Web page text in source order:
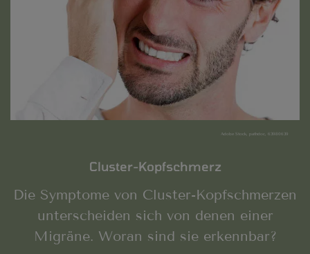
Adobe Stock, pathdoc, 63980639
Cluster-Kopfschmerz
Die Symptome von Cluster-Kopfschmerzen
unterscheiden sich von denen einer
Migräne. Woran sind sie erkennbar?